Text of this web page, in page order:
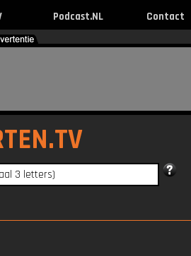
Podcast.NL Contact